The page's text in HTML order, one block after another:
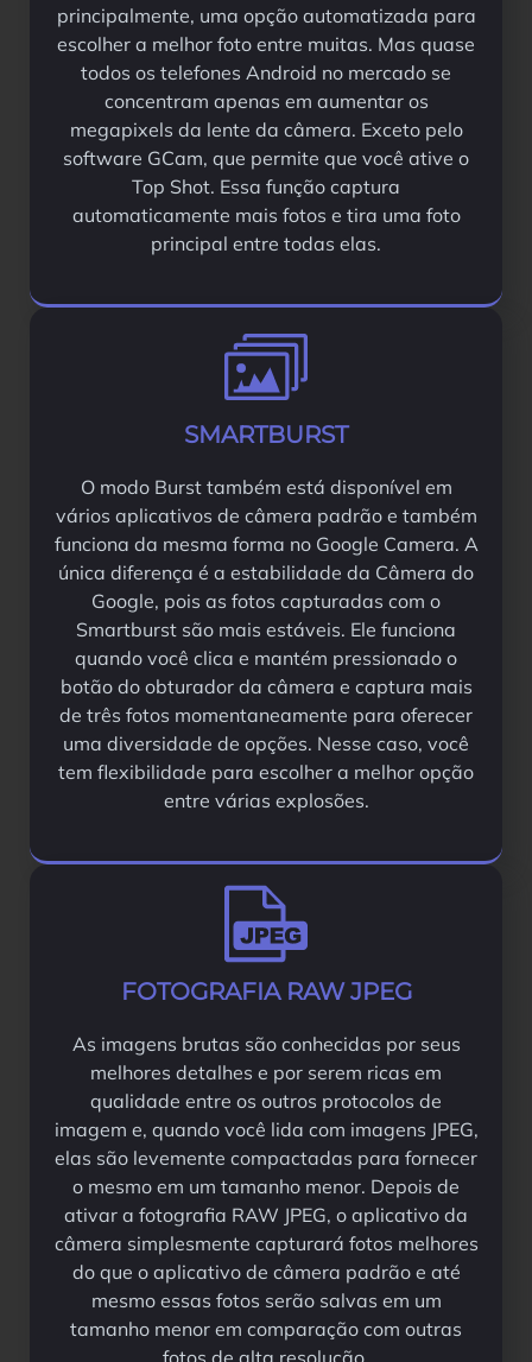
principalmente, uma opção automatizada para
escolher a melhor foto entre muitas. Mas quase
todos os telefones Android no mercado se
concentram apenas em aumentar os
megapixels da lente da câmera. Exceto pelo
software GCam, que permite que você ative o
Top Shot. Essa função captura
automaticamente mais fotos e tira uma foto
principal entre todas elas.
SMARTBURST
O modo Burst também está disponível em
vários aplicativos de câmera padrão e também
funciona da mesma forma no Google Camera. A
única diferença é a estabilidade da Câmera do
Google, pois as fotos capturadas com o
Smartburst são mais estáveis. Ele funciona
quando você clica e mantém pressionado o
botão do obturador da câmera e captura mais
de três fotos momentaneamente para oferecer
uma diversidade de opções. Nesse caso, você
tem flexibilidade para escolher a melhor opção
entre várias explosões.
FOTOGRAFIA RAW JPEG
As imagens brutas são conhecidas por seus
melhores detalhes e por serem ricas em
qualidade entre os outros protocolos de
imagem e, quando você lida com imagens JPEG,
elas são levemente compactadas para fornecer
o mesmo em um tamanho menor. Depois de
ativar a fotografia RAW JPEG, o aplicativo da
câmera simplesmente capturará fotos melhores
do que o aplicativo de câmera padrão e até
mesmo essas fotos serão salvas em um
tamanho menor em comparação com outras
fotos de alta resolução.